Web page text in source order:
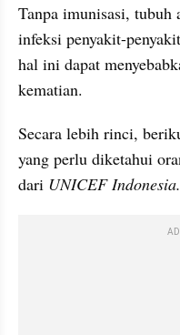
Tanpa imunisasi, tubuh
infeksi penyakit-
hal ini dapat
kematian.
Secara lebih rinci,
yang perlu diketahui
dari UNICEF Indonesia.